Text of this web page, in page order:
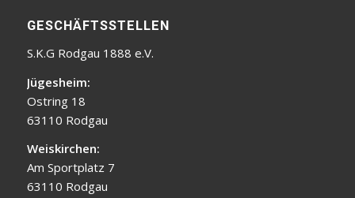
GESCHÄFTSSTELLEN
S.K.G Rodgau 1888 e.V.
Jügesheim:
Ostring 18
63110 Rodgau
Weiskirchen:
Am Sportplatz 7
63110 Rodgau